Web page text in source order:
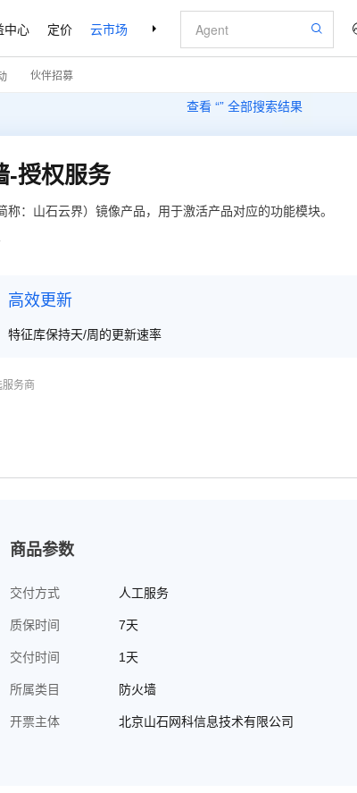
中心 定价 云市场 合作伙伴 支持与服务 了解阿里云
查看 “” 全部搜索结果
伙伴招募
-授权服务
：山石云界）镜像产品，用于激活产品对应的功能模块。
高效更新
特征库保持天/周的更新速率
服务商
商品参数
交付方式 人工服务
质保时间 7天
交付时间 1天
所属类目 防火墙
开票主体 北京山石网科信息技术有限公司